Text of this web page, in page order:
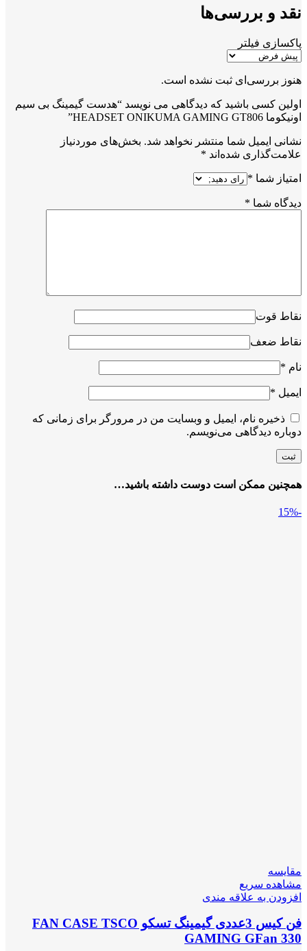
نقد و بررسی‌ها
پاکسازی فیلتر
هنوز بررسی‌ای ثبت نشده است.
اولین کسی باشید که دیدگاهی می نویسد “هدست گیمینگ بی سیم
اونیکوما HEADSET ONIKUMA GAMING GT806”
نشانی ایمیل شما منتشر نخواهد شد. بخش‌های موردنیاز
علامت‌گذاری شده‌اند *
امتیاز شما *
دیدگاه شما *
نقاط قوت
نقاط ضعف
نام *
ایمیل *
ذخیره نام، ایمیل و وبسایت من در مرورگر برای زمانی که
دوباره دیدگاهی می‌نویسم.
همچنین ممکن است دوست داشته باشید…
-15%
مقایسه
مشاهده سریع
افزودن به علاقه مندی
فن کیس 3عددی گیمینگ تسکو FAN CASE TSCO
GAMING GFan 330